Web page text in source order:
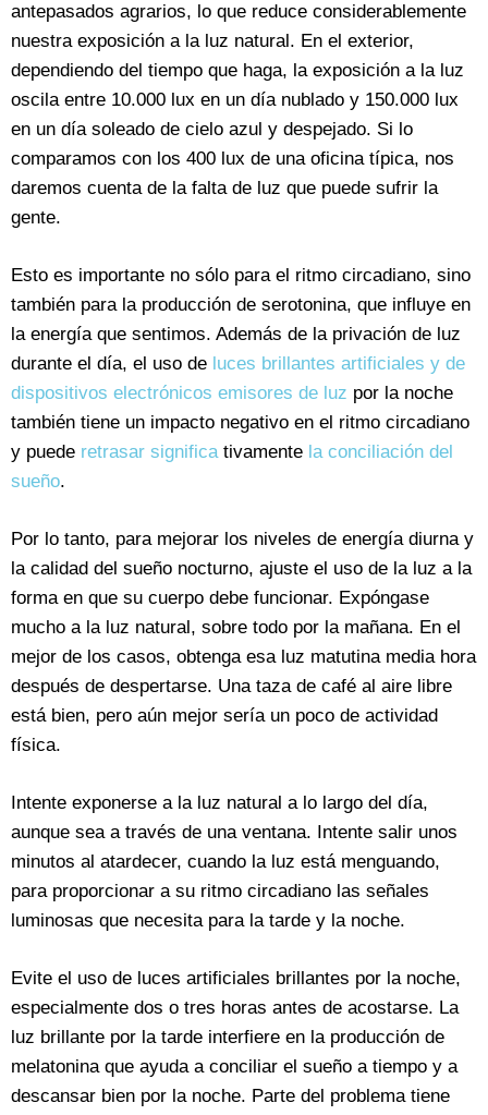
antepasados agrarios, lo que reduce considerablemente
nuestra exposición a la luz natural. En el exterior,
dependiendo del tiempo que haga, la exposición a la luz
oscila entre 10.000 lux en un día nublado y 150.000 lux
en un día soleado de cielo azul y despejado. Si lo
comparamos con los 400 lux de una oficina típica, nos
daremos cuenta de la falta de luz que puede sufrir la
gente.
Esto es importante no sólo para el ritmo circadiano, sino
también para la producción de serotonina, que influye en
la energía que sentimos. Además de la privación de luz
durante el día, el uso de luces brillantes artificiales y de
dispositivos electrónicos emisores de luz por la noche
también tiene un impacto negativo en el ritmo circadiano
y puede retrasar significativamente la conciliación del
sueño.
Por lo tanto, para mejorar los niveles de energía diurna y
la calidad del sueño nocturno, ajuste el uso de la luz a la
forma en que su cuerpo debe funcionar. Expóngase
mucho a la luz natural, sobre todo por la mañana. En el
mejor de los casos, obtenga esa luz matutina media hora
después de despertarse. Una taza de café al aire libre
está bien, pero aún mejor sería un poco de actividad
física.
Intente exponerse a la luz natural a lo largo del día,
aunque sea a través de una ventana. Intente salir unos
minutos al atardecer, cuando la luz está menguando,
para proporcionar a su ritmo circadiano las señales
luminosas que necesita para la tarde y la noche.
Evite el uso de luces artificiales brillantes por la noche,
especialmente dos o tres horas antes de acostarse. La
luz brillante por la tarde interfiere en la producción de
melatonina que ayuda a conciliar el sueño a tiempo y a
descansar bien por la noche. Parte del problema tiene